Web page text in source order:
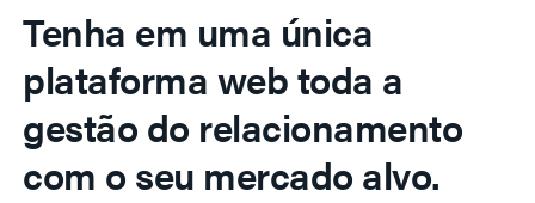
Tenha em uma única
plataforma web toda a
gestão do relacionamento
com o seu mercado alvo.